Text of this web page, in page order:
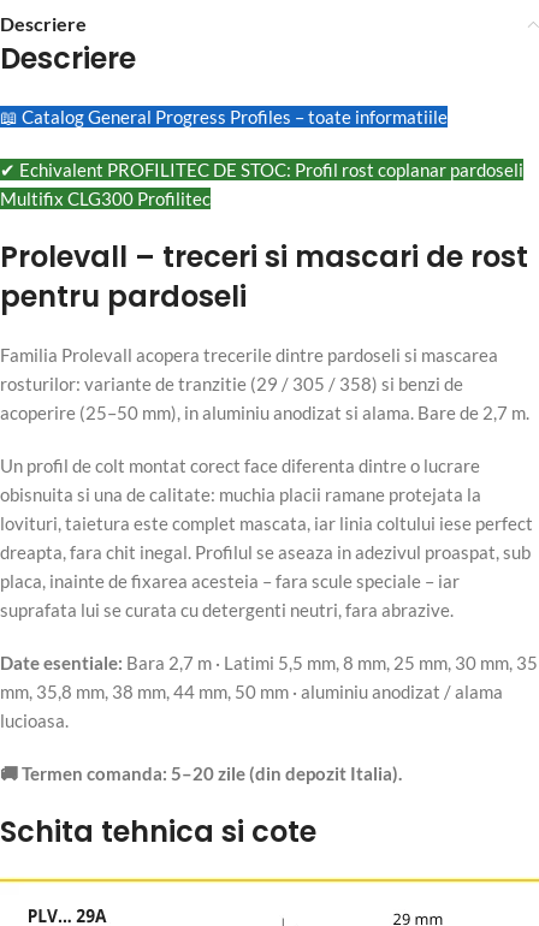
Descriere
Descriere
📖 Catalog General Progress Profiles – toate informatiile
✔ Echivalent PROFILITEC DE STOC: Profil rost coplanar pardoseli
Multifix CLG300 Profilitec
Prolevall – treceri si mascari de rost
pentru pardoseli
Familia Prolevall acopera trecerile dintre pardoseli si mascarea
rosturilor: variante de tranzitie (29 / 305 / 358) si benzi de
acoperire (25–50 mm), in aluminiu anodizat si alama. Bare de 2,7 m.
Un profil de colt montat corect face diferenta dintre o lucrare
obisnuita si una de calitate: muchia placii ramane protejata la
lovituri, taietura este complet mascata, iar linia coltului iese perfect
dreapta, fara chit inegal. Profilul se aseaza in adezivul proaspat, sub
placa, inainte de fixarea acesteia – fara scule speciale – iar
suprafata lui se curata cu detergenti neutri, fara abrazive.
Date esentiale: Bara 2,7 m · Latimi 5,5 mm, 8 mm, 25 mm, 30 mm, 35
mm, 35,8 mm, 38 mm, 44 mm, 50 mm · aluminiu anodizat / alama
lucioasa.
🚚 Termen comanda: 5–20 zile (din depozit Italia).
Schita tehnica si cote